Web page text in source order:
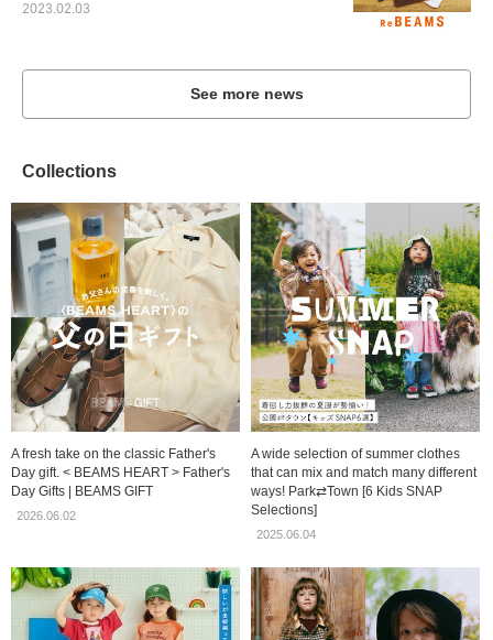
2023.02.03
See more news
Collections
A fresh take on the classic Father's
Day gift. < BEAMS HEART > Father's
Day Gifts | BEAMS GIFT
2026.06.02
A wide selection of summer clothes
that can mix and match many different
ways! Park⇄Town [6 Kids SNAP
Selections]
2025.06.04